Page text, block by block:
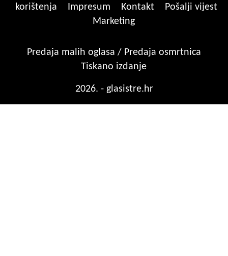
korištenja
Impresum Kontakt
Pošalji vijest
Marketing
Predaja malih oglasa / Predaja osmrtnica
Tiskano izdanje
2026. - glasistre.hr